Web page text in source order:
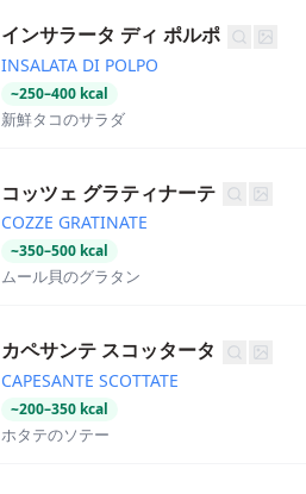
インサラータ ディ ポルポ
INSALATA DI POLPO
~250–400 kcal
新鮮タコのサラダ
コッツェ グラティナーテ
COZZE GRATINATE
~350–500 kcal
ムール貝のグラタン
カペサンテ スコッタータ
CAPESANTE SCOTTATE
~200–350 kcal
ホタテのソテー